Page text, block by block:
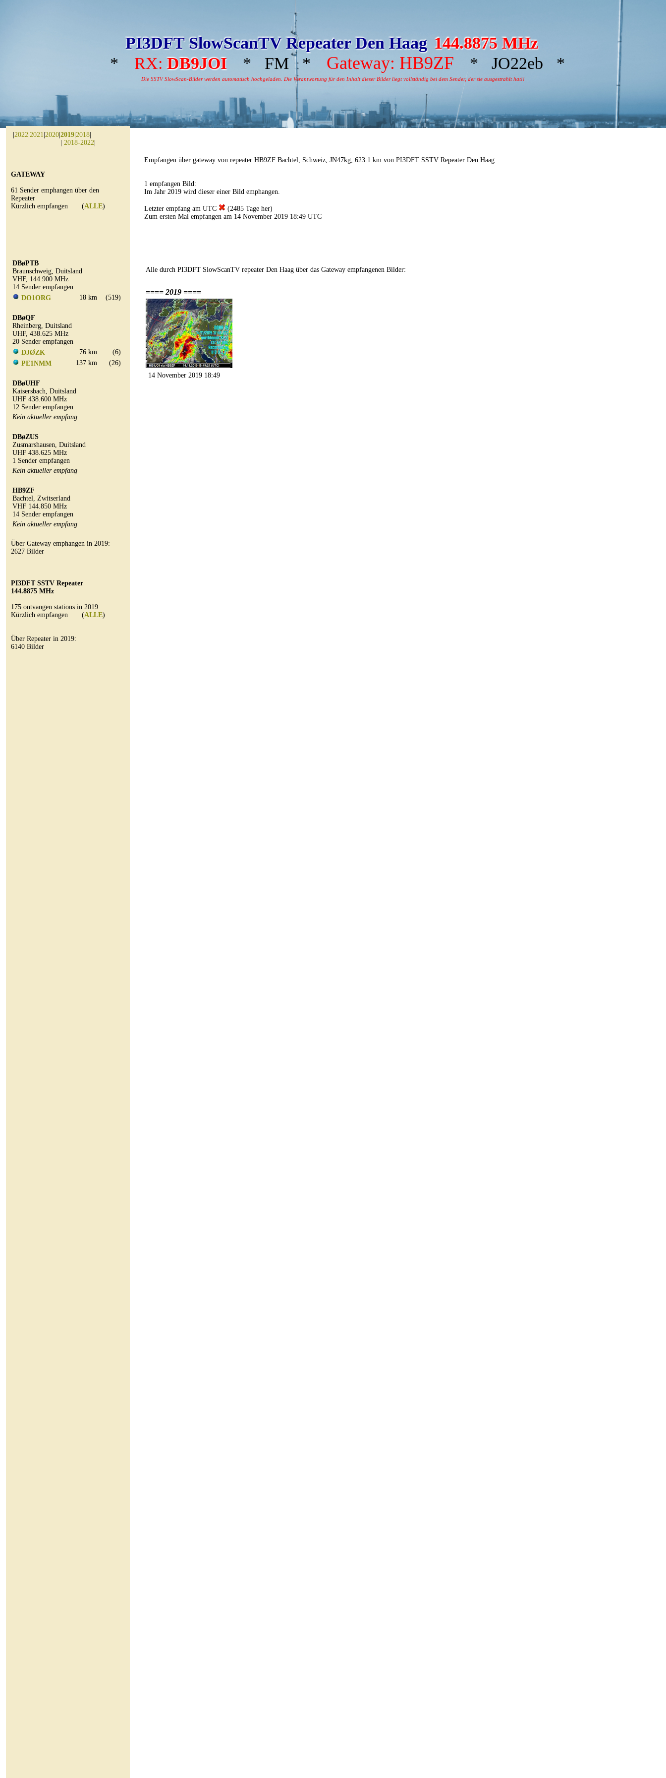
PI3DFT SlowScanTV Repeater Den Haag 144.8875 MHz
*
RX:DB9JOI * FM * Gateway: HB9ZF * JO22eb *
Die SSTV SlowScan-Bilder werden automatisch hochgeladen. Die Verantwortung für den Inhalt dieser Bilder liegt vollständig bei dem Sender, der sie ausgestrahlt hat!!
2022 2021 2020 2019 2018
2018-2022
GATEWAY
61 Sender emphangen über den
Repeater
Kürzlich empfangen (ALLE)
DBøPTB
Braunschweig, Duitsland
VHF, 144.900 MHz
14 Sender empfangen
DO1ORG
18 km (519)
DBøQF
Rheinberg, Duitsland
UHF, 438.625 MHz
20 Sender empfangen
DJØZK
76 km
(6)
PE1NMM
137 km (26)
DBøUHF
Kaisersbach, Duitsland
UHF 438.600 MHz
12 Sender empfangen
Kein aktueller empfang
DBøZUS
Zusmarshausen, Duitsland
UHF 438.625 MHz
1 Sender empfangen
Kein aktueller empfang
HB9ZF
Bachtel, Zwitserland
VHF 144.850 MHz
14 Sender empfangen
Kein aktueller empfang
Über Gateway emphangen in 2019:
2627 Bilder
PI3DFT SSTV Repeater
144.8875 MHz
175 ontvangen stations in 2019
Kürzlich empfangen (ALLE)
Über Repeater in 2019:
6140 Bilder
Empfangen über gateway von repeater HB9ZF Bachtel, Schweiz, JN47kg, 623.1 km von PI3DFT SSTV Repeater Den Haag
1 empfangen Bild:
Im Jahr 2019 wird dieser einer Bild emphangen.
Letzter empfang am UTC
(2485 Tage her)
Zum ersten Mal empfangen am 14 November 2019 18:49 UTC
Alle durch PI3DFT SlowScanTV repeater Den Haag über das Gateway empfangenen Bilder:
==== 2019 ====
14 November 2019 18:49